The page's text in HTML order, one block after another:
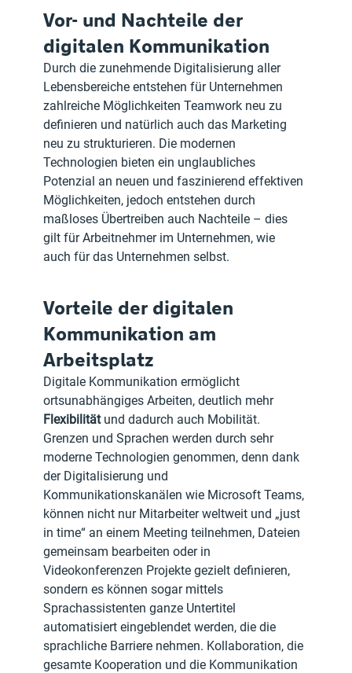
Vor- und Nachteile der
digitalen Kommunikation
Durch die zunehmende Digitalisierung aller
Lebensbereiche entstehen für Unternehmen
zahlreiche Möglichkeiten Teamwork neu zu
definieren und natürlich auch das Marketing
neu zu strukturieren. Die modernen
Technologien bieten ein unglaubliches
Potenzial an neuen und faszinierend effektiven
Möglichkeiten, jedoch entstehen durch
maßloses Übertreiben auch Nachteile – dies
gilt für Arbeitnehmer im Unternehmen, wie
auch für das Unternehmen selbst.
Vorteile der digitalen
Kommunikation am
Arbeitsplatz
Digitale Kommunikation ermöglicht
ortsunabhängiges Arbeiten, deutlich mehr
Flexibilität und dadurch auch Mobilität.
Grenzen und Sprachen werden durch sehr
moderne Technologien genommen, denn dank
der Digitalisierung und
Kommunikationskanälen wie Microsoft Teams,
können nicht nur Mitarbeiter weltweit und „just
in time“ an einem Meeting teilnehmen, Dateien
gemeinsam bearbeiten oder in
Videokonferenzen Projekte gezielt definieren,
sondern es können sogar mittels
Sprachassistenten ganze Untertitel
automatisiert eingeblendet werden, die die
sprachliche Barriere nehmen. Kollaboration, die
gesamte Kooperation und die Kommunikation